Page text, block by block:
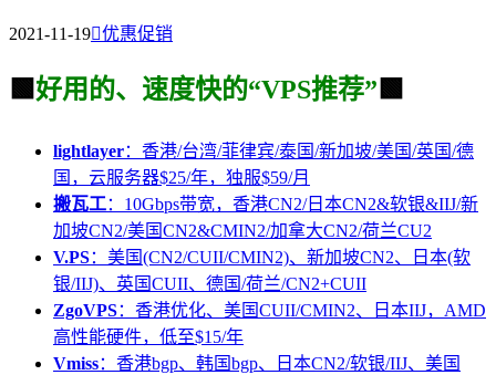
2021-11-19优惠促销
🟩 好用的、速度快的“VPS推荐” 🟩
lightlayer：香港/台湾/菲律宾/泰国/新加坡/美国/英国/德
国，云服务器$25/年，独服$59/月
搬瓦工：10Gbps带宽，香港CN2/日本CN2&软银&IIJ/新
加坡CN2/美国CN2&CMIN2/加拿大CN2/荷兰CU2
V.PS：美国(CN2/CUII/CMIN2)、新加坡CN2、日本(软
银/IIJ)、英国CUII、德国/荷兰/CN2+CUII
ZgoVPS：香港优化、美国CUII/CMIN2、日本IIJ，AMD
高性能硬件，低至$15/年
Vmiss：香港bgp、韩国bgp、日本CN2/软银/IIJ、美国